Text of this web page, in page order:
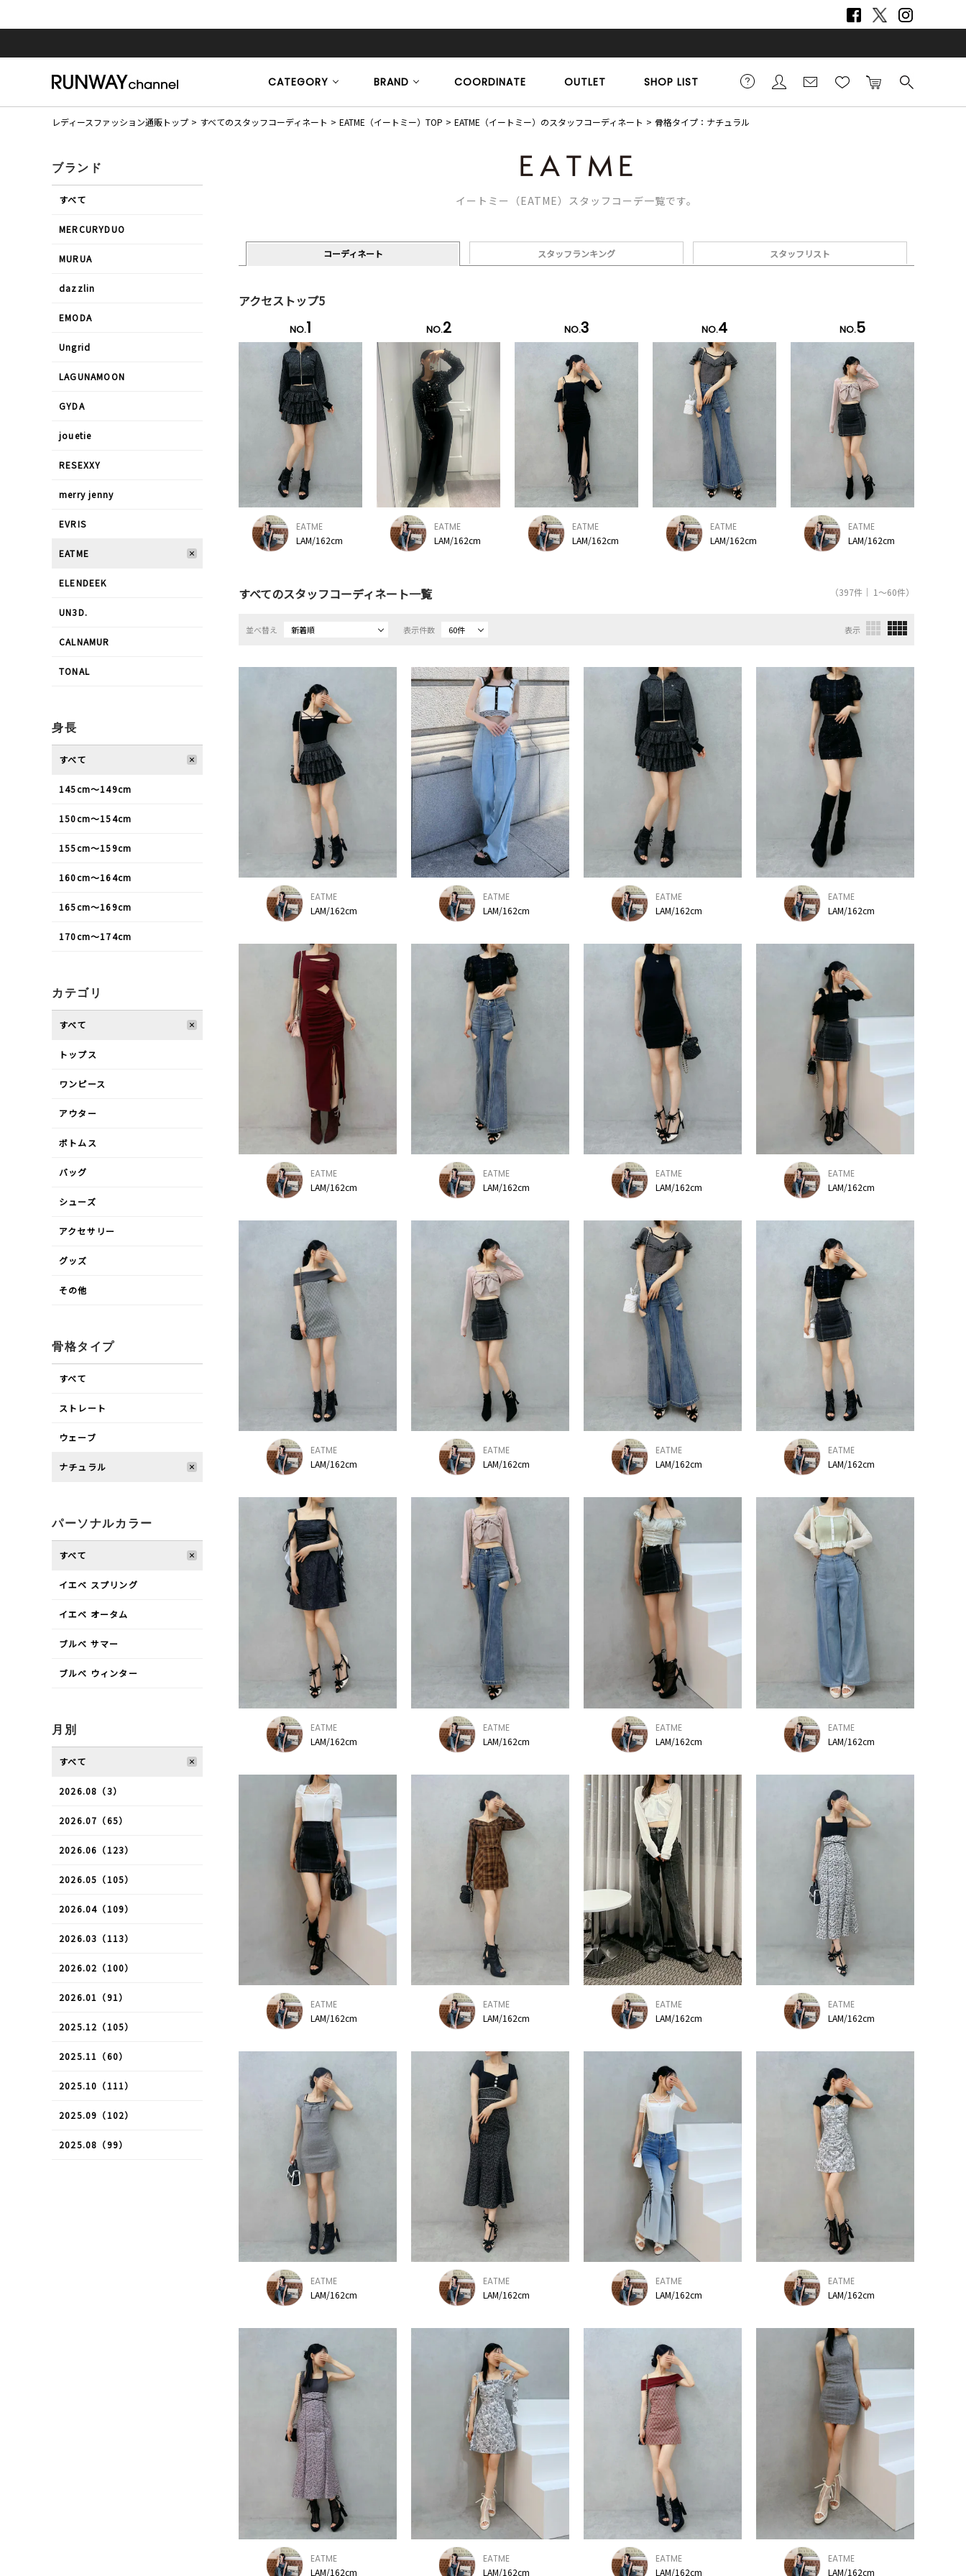
CATEGORY BRAND COORDINATE OUTLET SHOP LIST
レディースファッション通販トップ すべてのスタッフコーディネート EATME（イートミー）TOP EATME（イートミー）のスタッフコーディネート 骨格タイプ：ナチュラル
イートミー（EATME）スタッフコーデ一覧です。
コーディネート スタッフランキング スタッフリスト
アクセストップ5
NO.1
EATME
LAM/162cm
NO.2
EATME
LAM/162cm
NO.3
EATME
LAM/162cm
NO.4
EATME
LAM/162cm
NO.5
EATME
LAM/162cm
すべてのスタッフコーディネート一覧 （397件｜ 1～60件）
並べ替え 新着順 表示件数 60件 表示
EATME
LAM/162cm
EATME
LAM/162cm
EATME
LAM/162cm
EATME
LAM/162cm
EATME
LAM/162cm
EATME
LAM/162cm
EATME
LAM/162cm
EATME
LAM/162cm
EATME
LAM/162cm
EATME
LAM/162cm
EATME
LAM/162cm
EATME
LAM/162cm
EATME
LAM/162cm
EATME
LAM/162cm
EATME
LAM/162cm
EATME
LAM/162cm
EATME
LAM/162cm
EATME
LAM/162cm
EATME
LAM/162cm
EATME
LAM/162cm
EATME
LAM/162cm
EATME
LAM/162cm
EATME
LAM/162cm
EATME
LAM/162cm
EATME
LAM/162cm
EATME
LAM/162cm
EATME
LAM/162cm
EATME
LAM/162cm
ブランド
すべて
MERCURYDUO
MURUA
dazzlin
EMODA
Ungrid
LAGUNAMOON
GYDA
jouetie
RESEXXY
merry jenny
EVRIS
EATME
ELENDEEK
UN3D.
CALNAMUR
TONAL
身長
すべて
145cm〜149cm
150cm〜154cm
155cm〜159cm
160cm〜164cm
165cm〜169cm
170cm〜174cm
カテゴリ
すべて
トップス
ワンピース
アウター
ボトムス
バッグ
シューズ
アクセサリー
グッズ
その他
骨格タイプ
すべて
ストレート
ウェーブ
ナチュラル
パーソナルカラー
すべて
イエベ スプリング
イエベ オータム
ブルべ サマー
ブルべ ウィンター
月別
すべて
2026.08（3）
2026.07（65）
2026.06（123）
2026.05（105）
2026.04（109）
2026.03（113）
2026.02（100）
2026.01（91）
2025.12（105）
2025.11（60）
2025.10（111）
2025.09（102）
2025.08（99）